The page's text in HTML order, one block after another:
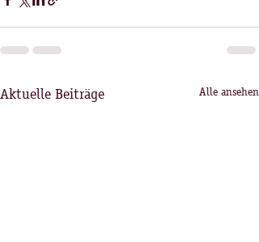
Aktuelle Beiträge Alle ansehen